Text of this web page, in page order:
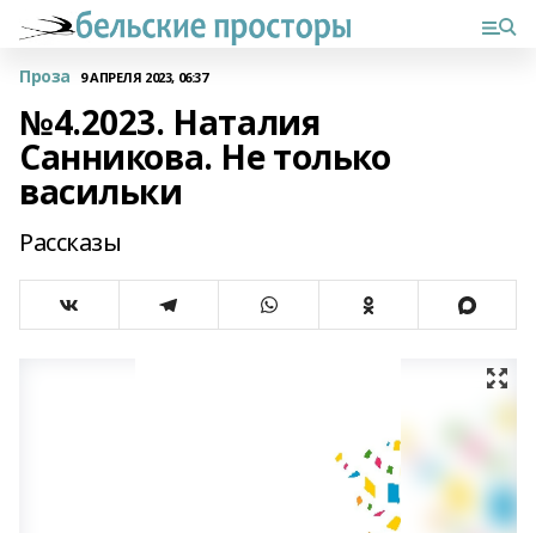
Проза 9 АПРЕЛЯ 2023, 06:37
№4.2023. Наталия
Санникова. Не только
васильки
Рассказы